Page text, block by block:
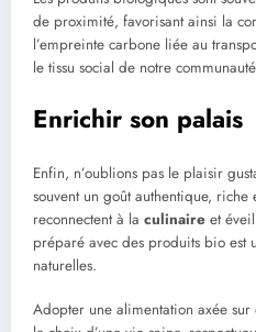
de proximité, favorisant ainsi la
l’empreinte carbone liée au
le tissu social de notre
Enrichir son palais
Enfin, n’oublions pas le plaisir
souvent un goût authentique, riche
reconnectent à la culinaire et
préparé avec des produits bio est
naturelles.
Adopter une alimentation axée